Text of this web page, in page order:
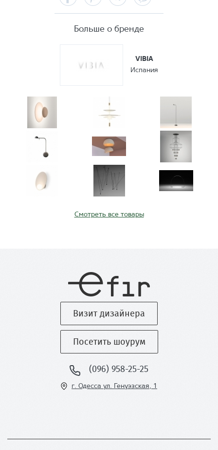
Больше о бренде
VIBIA
Испания
Смотреть все товары
г. Одесса ул. Генуэзская, 1
(096) 958-25-25
Посетить шоурум
Визит дизайнера